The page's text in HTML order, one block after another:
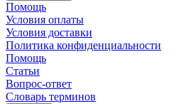
Помощь
Условия оплаты
Условия доставки
Политика конфиденциальности
Помощь
Статьи
Вопрос-ответ
Словарь терминов